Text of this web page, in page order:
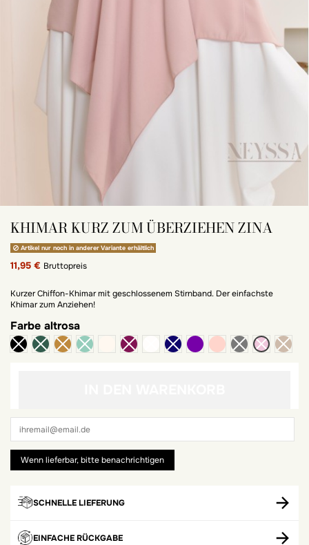
KHIMAR KURZ ZUM ÜBERZIEHEN ZINA
Artikel nur noch in anderer Variante erhältlich
11,95 € Bruttopreis
Kurzer Chiffon-Khimar mit geschlossenem Stirnband. Der einfachste
Khimar zum Anziehen!
Farbe altrosa
Elfenbein
Violettnackt
SCHNELLE LIEFERUNG
EINFACHE RÜCKGABE